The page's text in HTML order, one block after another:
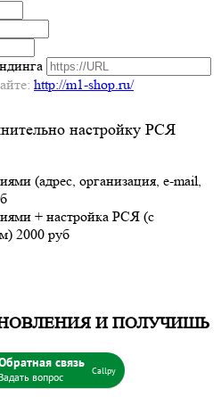
http://m1-shop.ru/
настройку РСЯ
(адрес, организация, e-mail,
+ настройка РСЯ (с
2000 руб
И ПОЛУЧИШЬ
Callpy